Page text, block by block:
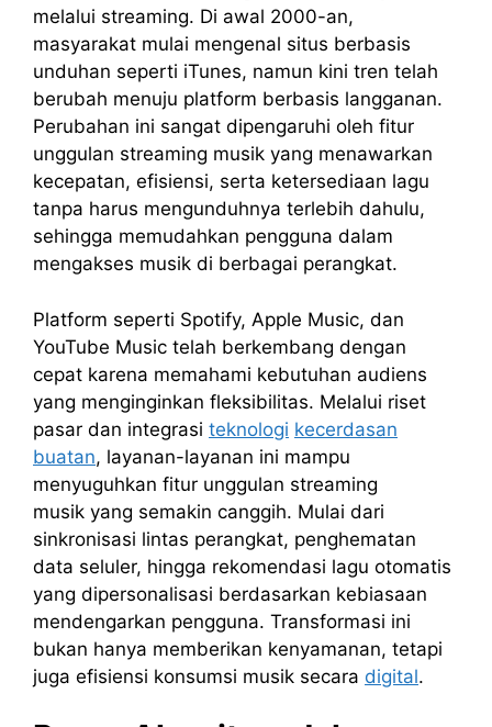
melalui streaming. Di awal 2000-an,
masyarakat mulai mengenal situs berbasis
unduhan seperti iTunes, namun kini tren telah
berubah menuju platform berbasis langganan.
Perubahan ini sangat dipengaruhi oleh fitur
unggulan streaming musik yang menawarkan
kecepatan, efisiensi, serta ketersediaan lagu
tanpa harus mengunduhnya terlebih dahulu,
sehingga memudahkan pengguna dalam
mengakses musik di berbagai perangkat.
Platform seperti Spotify, Apple Music, dan
YouTube Music telah berkembang dengan
cepat karena memahami kebutuhan audiens
yang menginginkan fleksibilitas. Melalui riset
pasar dan integrasi teknologi kecerdasan
buatan, layanan-layanan ini mampu
menyuguhkan fitur unggulan streaming
musik yang semakin canggih. Mulai dari
sinkronisasi lintas perangkat, penghematan
data seluler, hingga rekomendasi lagu otomatis
yang dipersonalisasi berdasarkan kebiasaan
mendengarkan pengguna. Transformasi ini
bukan hanya memberikan kenyamanan, tetapi
juga efisiensi konsumsi musik secara digital.